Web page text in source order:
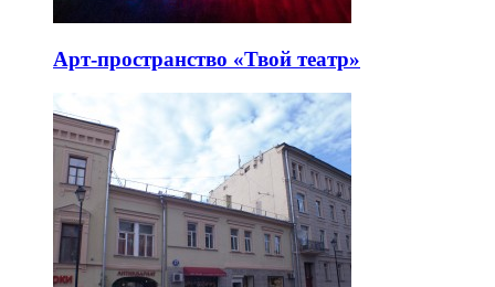
Арт-пространство «Твой театр»